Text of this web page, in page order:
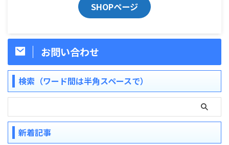
SHOPページ
お問い合わせ
検索（ワード間は半角スペースで）
新着記事